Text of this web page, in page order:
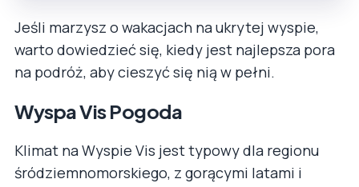
Jeśli marzysz o wakacjach na ukrytej wyspie,
warto dowiedzieć się, kiedy jest najlepsza pora
na podróż, aby cieszyć się nią w pełni.
Wyspa Vis Pogoda
Klimat na Wyspie Vis jest typowy dla regionu
śródziemnomorskiego, z gorącymi latami i